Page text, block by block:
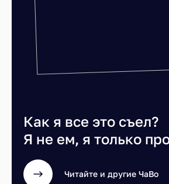
Как я все это съел?
Я не ем, я только
Читайте и другие ЧаВо